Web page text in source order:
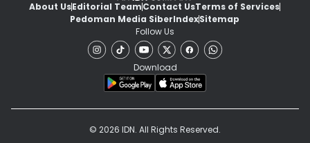
About UsEditorial TeamContact UsTerms of Services
Pedoman Media SiberIndexSitemap
Follow Us
Download
© 2026 IDN. All Rights Reserved.